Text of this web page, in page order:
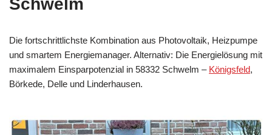
Schwelm
Die fortschrittlichste Kombination aus Photovoltaik, Heizpumpe
und smartem Energiemanager. Alternativ: Die Energielösung mit
maximalem Einsparpotenzial in 58332 Schwelm – Königsfeld,
Börkede, Delle und Linderhausen.